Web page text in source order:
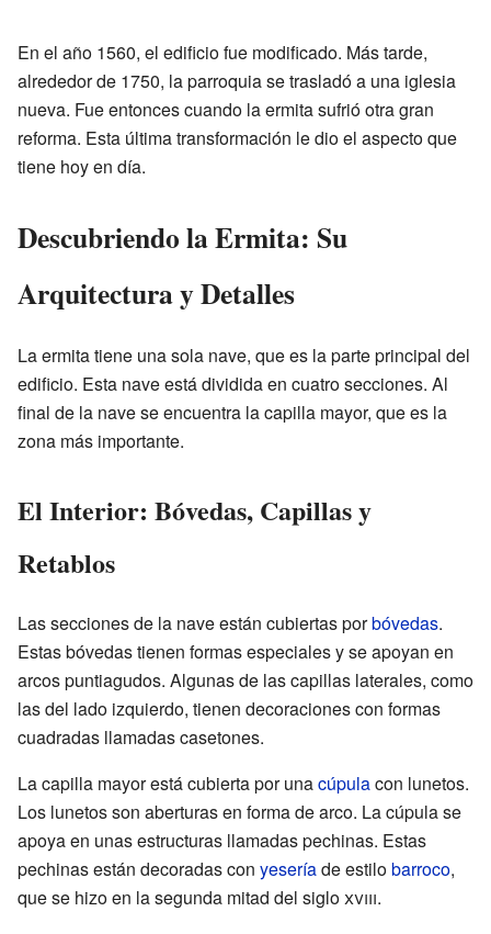
En el año 1560, el edificio fue modificado. Más tarde,
alrededor de 1750, la parroquia se trasladó a una iglesia
nueva. Fue entonces cuando la ermita sufrió otra gran
reforma. Esta última transformación le dio el aspecto que
tiene hoy en día.
Descubriendo la Ermita: Su
Arquitectura y Detalles
La ermita tiene una sola nave, que es la parte principal del
edificio. Esta nave está dividida en cuatro secciones. Al
final de la nave se encuentra la capilla mayor, que es la
zona más importante.
El Interior: Bóvedas, Capillas y
Retablos
Las secciones de la nave están cubiertas porbóvedas.
Estas bóvedas tienen formas especiales y se apoyan en
arcos puntiagudos. Algunas de las capillas laterales, como
las del lado izquierdo, tienen decoraciones con formas
cuadradas llamadas casetones.
La capilla mayor está cubierta por unacúpulacon lunetos.
Los lunetos son aberturas en forma de arco. La cúpula se
apoya en unas estructuras llamadas pechinas. Estas
pechinas están decoradas con yeseríade estilobarroco,
que se hizo en la segunda mitad del sigloxviii.